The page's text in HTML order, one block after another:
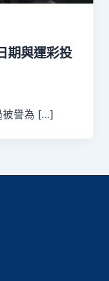
期與運彩投
被譽為 […]